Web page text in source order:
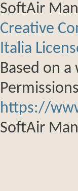
SoftAir
Creative
Italia
Based on
https://
SoftAir